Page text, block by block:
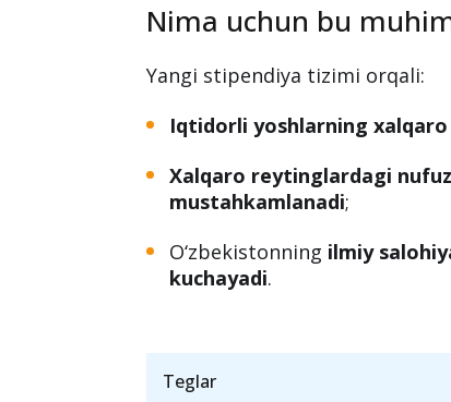
Nima uchun bu
Yangi stipendiya tizimi orqali:
Iqtidorli yoshlarning
Xalqaro reytinglardagi
mustahkamlanadi;
O‘zbekistonning ilmiy
kuchayadi.
Teglar